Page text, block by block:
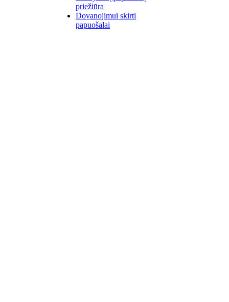
priežiūra
Dovanojimui skirti
papuošalai